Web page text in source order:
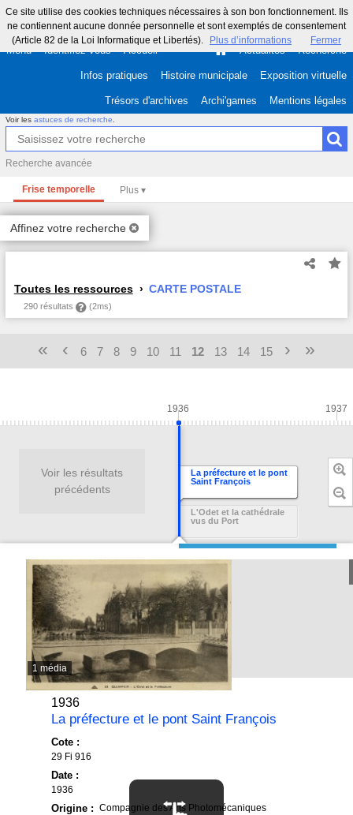
Ce site utilise des cookies techniques nécessaires à son bon fonctionnement. Ils
ne contiennent aucune donnée personnelle et sont exemptés de consentement
(Article 82 de la Loi Informatique et Libertés).
Plus d’informations Fermer
Menu Identifiez-vous Accueil Actualités Recherche
Infos pratiques Histoire municipale Exposition virtuelle
Trésors d'archives Archi'games Mentions légales
Voir les astuces de recherche
Recherche avancée
Frise temporelle
Affinez votre recherche
Toutes les ressources CARTE POSTALE
290 résultats (2ms)
« ‹ 6 7 8 9 10 11 12 13 14 15 › »
1 média
1936
La préfecture et le pont Saint François
Cote :
29 Fi 916
Date :
1936
Origine : Compagnie des Arts Photomécaniques
La préfecture et le pont
Saint François
L'Odet et la cathédrale
vus du Port
1936 1937
Voir les résultats
précédents